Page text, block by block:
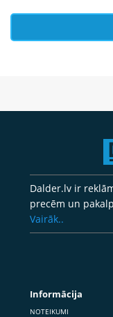
Dalder.lv ir
precēm un
Vairāk..
Informācija
NOTEIKUMI